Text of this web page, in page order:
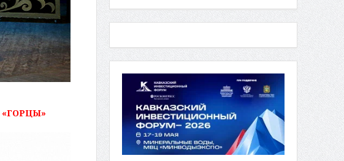
«ГОРЦЫ»